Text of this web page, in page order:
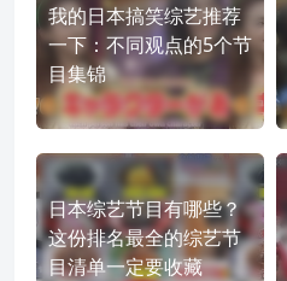
我的日本搞笑综艺推荐
一下：不同观点的5个节
目集锦
日本综艺节目有哪些？
这份排名最全的综艺节
目清单一定要收藏